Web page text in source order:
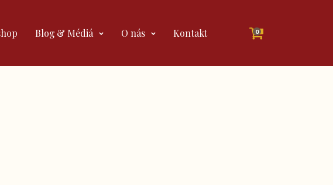
Blog & Médiá O nás Kontakt 0